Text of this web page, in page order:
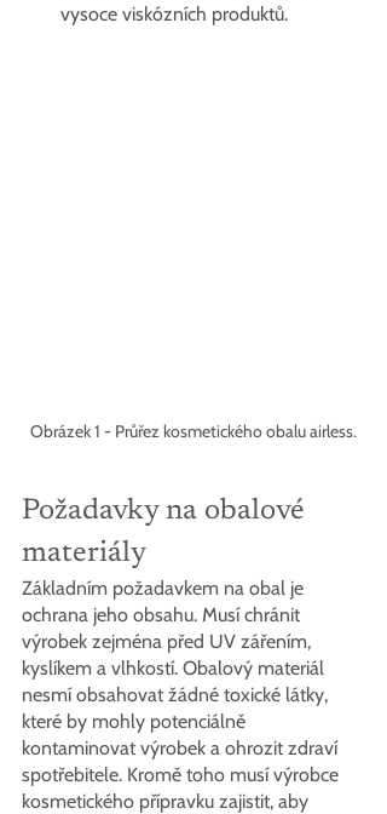
vysoce viskózních produktů.
Obrázek 1 - Průřez kosmetického obalu airless.
Požadavky na obalové
materiály
Základním požadavkem na obal je
ochrana jeho obsahu. Musí chránit
výrobek zejména před UV zářením,
kyslíkem a vlhkostí. Obalový materiál
nesmí obsahovat žádné toxické látky,
které by mohly potenciálně
kontaminovat výrobek a ohrozit zdraví
spotřebitele. Kromě toho musí výrobce
kosmetického přípravku zajistit, aby